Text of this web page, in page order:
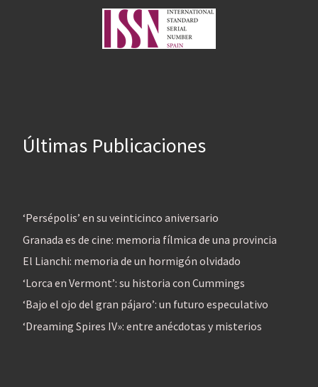
Últimas Publicaciones
‘Persépolis’ en su veinticinco aniversario
Granada es de cine: memoria fílmica de una provincia
El Lianchi: memoria de un hormigón olvidado
‘Lorca en Vermont’: su historia con Cummings
‘Bajo el ojo del gran pájaro’: un futuro especulativo
‘Dreaming Spires IV»: entre anécdotas y misterios